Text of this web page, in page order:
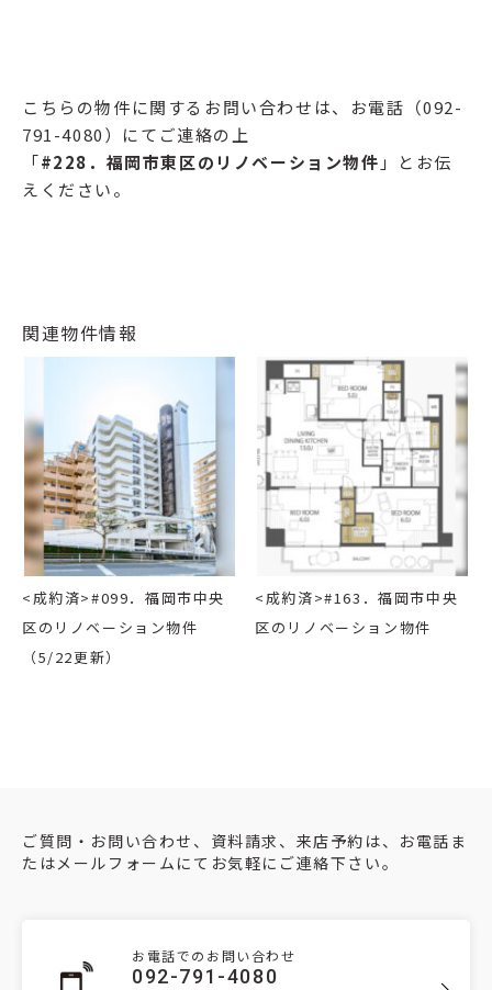
こちらの物件に関するお問い合わせは、お電話（092-
791-4080）にてご連絡の上
「#228 ．福岡市東区のリノベーション物件 」とお伝
えください。
関連物件情報
<成約済>#099．福岡市中央
区のリノベーション物件
（5/22更新）
<成約済>#163．福岡市中央
区のリノベーション物件
ご質問・お問い合わせ、資料請求、来店予約は、お電話ま
たはメールフォームにてお気軽にご連絡下さい。
お電話でのお問い合わせ
092-791-4080